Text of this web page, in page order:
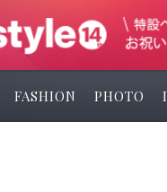
FASHION PHOTO